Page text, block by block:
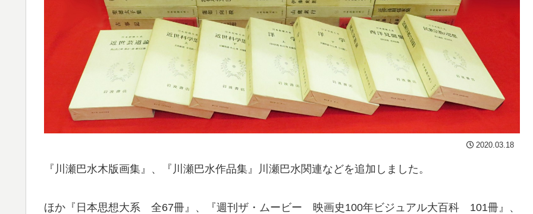
2020.03.18
『川瀬巴水木版画集』、『 川瀬巴水作品集』川瀬巴水関連などを追加しました。
ほか『日本思想大系 全67冊』、『週刊ザ・ムービー 映画史100年ビジュアル大百科 101冊』、